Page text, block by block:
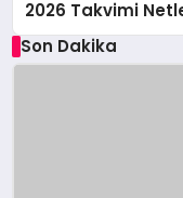
2026 Takvimi
Son Dakika